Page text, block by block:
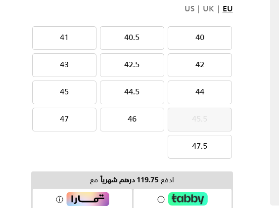
EU
UK
US
40
40
40.5
40.5
41
41
42
42
42.5
42.5
43
43
44
44
44.5
44.5
45
45
45.5
45.5
46
46
47
47
47.5
47.5
ادفع 119.75 درهم شهرياً مع